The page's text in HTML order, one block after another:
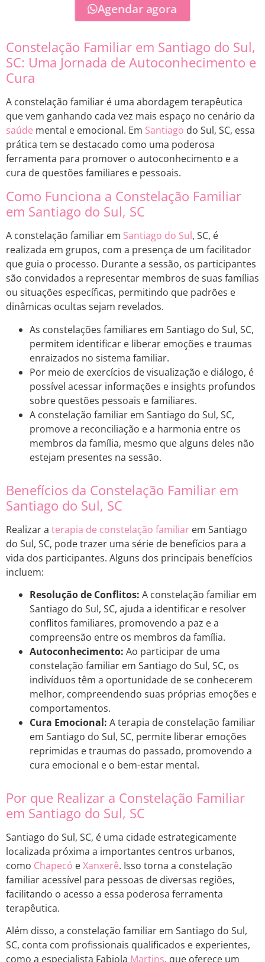
Agendar agora
Constelação Familiar em Santiago do Sul,
SC: Uma Jornada de Autoconhecimento e
Cura
A constelação familiar é uma abordagem terapêutica
que vem ganhando cada vez mais espaço no cenário da
saúde mental e emocional. Em Santiago do Sul, SC, essa
prática tem se destacado como uma poderosa
ferramenta para promover o autoconhecimento e a
cura de questões familiares e pessoais.
Como Funciona a Constelação Familiar
em Santiago do Sul, SC
A constelação familiar em Santiago do Sul, SC, é
realizada em grupos, com a presença de um facilitador
que guia o processo. Durante a sessão, os participantes
são convidados a representar membros de suas famílias
ou situações específicas, permitindo que padrões e
dinâmicas ocultas sejam revelados.
As constelações familiares em Santiago do Sul, SC,
permitem identificar e liberar emoções e traumas
enraizados no sistema familiar.
Por meio de exercícios de visualização e diálogo, é
possível acessar informações e insights profundos
sobre questões pessoais e familiares.
A constelação familiar em Santiago do Sul, SC,
promove a reconciliação e a harmonia entre os
membros da família, mesmo que alguns deles não
estejam presentes na sessão.
Benefícios da Constelação Familiar em
Santiago do Sul, SC
Realizar a terapia de constelação familiar em Santiago
do Sul, SC, pode trazer uma série de benefícios para a
vida dos participantes. Alguns dos principais benefícios
incluem:
Resolução de Conflitos: A constelação familiar em
Santiago do Sul, SC, ajuda a identificar e resolver
conflitos familiares, promovendo a paz e a
compreensão entre os membros da família.
Autoconhecimento: Ao participar de uma
constelação familiar em Santiago do Sul, SC, os
indivíduos têm a oportunidade de se conhecerem
melhor, compreendendo suas próprias emoções e
comportamentos.
Cura Emocional: A terapia de constelação familiar
em Santiago do Sul, SC, permite liberar emoções
reprimidas e traumas do passado, promovendo a
cura emocional e o bem-estar mental.
Por que Realizar a Constelação Familiar
em Santiago do Sul, SC
Santiago do Sul, SC, é uma cidade estrategicamente
localizada próxima a importantes centros urbanos,
como Chapecó eXanxerê. Isso torna a constelação
familiar acessível para pessoas de diversas regiões,
facilitando o acesso a essa poderosa ferramenta
terapêutica.
Além disso, a constelação familiar em Santiago do Sul,
SC, conta com profissionais qualificados e experientes,
como a especialista Fabiola Martins, que oferece um